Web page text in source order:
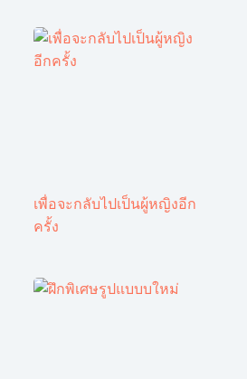
เพื่อจะกลับไปเป็นผู้หญิงอีก
ครั้ง